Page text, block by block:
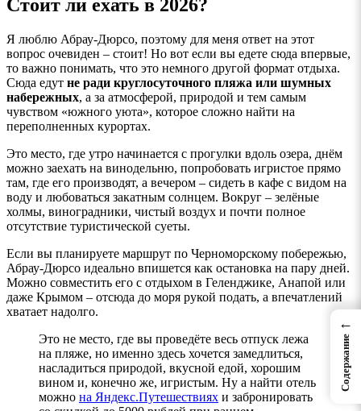
Стоит ли ехать в 2026?
Я люблю Абрау-Дюрсо, поэтому для меня ответ на этот
вопрос очевиден – стоит! Но вот если вы едете сюда впервые,
то важно понимать, что это немного другой формат отдыха.
Сюда едут не ради круглосуточного пляжа или шумных
набережных, а за атмосферой, природой и тем самым
чувством «южного уюта», которое сложно найти на
переполненных курортах.
Это место, где утро начинается с прогулки вдоль озера, днём
можно заехать на винодельню, попробовать игристое прямо
там, где его производят, а вечером – сидеть в кафе с видом на
воду и любоваться закатным солнцем. Вокруг – зелёные
холмы, виноградники, чистый воздух и почти полное
отсутствие туристической суеты.
Если вы планируете маршрут по Черноморскому побережью,
Абрау-Дюрсо идеально впишется как остановка на пару дней.
Можно совместить его с отдыхом в Геленджике, Анапой или
даже Крымом – отсюда до моря рукой подать, а впечатлений
хватает надолго.
Это не место, где вы проведёте весь отпуск лежа
на пляже, но именно здесь хочется замедлиться,
насладиться природой, вкусной едой, хорошим
вином и, конечно же, игристым. Ну а найти отель
можно на Яндекс.Путешествиях и забронировать
←
Содержание